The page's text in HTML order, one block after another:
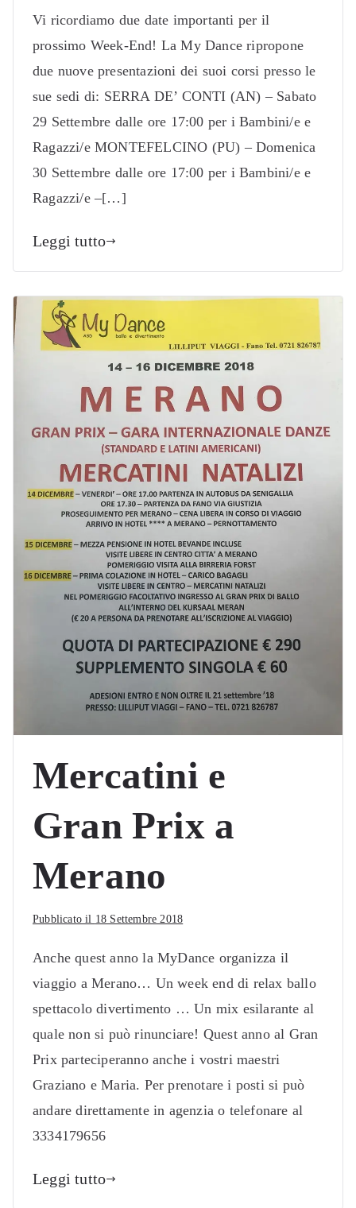
Vi ricordiamo due date importanti per il
prossimo Week-End! La My Dance ripropone
due nuove presentazioni dei suoi corsi presso le
sue sedi di: SERRA DE’ CONTI (AN) – Sabato
29 Settembre dalle ore 17:00 per i Bambini/e e
Ragazzi/e MONTEFELCINO (PU) – Domenica
30 Settembre dalle ore 17:00 per i Bambini/e e
Ragazzi/e –[…]
Leggi tutto
Mercatini e
Gran Prix a
Merano
Pubblicato il 18 Settembre 2018
Anche quest anno la MyDance organizza il
viaggio a Merano… Un week end di relax ballo
spettacolo divertimento … Un mix esilarante al
quale non si può rinunciare! Quest anno al Gran
Prix parteciperanno anche i vostri maestri
Graziano e Maria. Per prenotare i posti si può
andare direttamente in agenzia o telefonare al
3334179656
Leggi tutto